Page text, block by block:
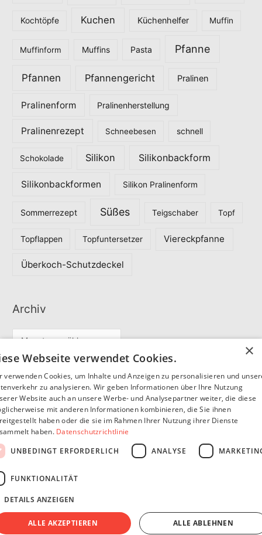
Kochtöpfe Kuchen Küchenhelfer Muffin
Muffinform Muffins Pasta Pfanne
Pfannen Pfannengericht Pralinen
Pralinenform Pralinenherstellung
Pralinenrezept Schneebesen schnell
Schokolade Silikon Silikonbackform
Silikonbackformen Silikon Pralinenform
Sommerrezept Süßes Teigschaber Topf
Topflappen Topfuntersetzer Viereckpfanne
Überkoch-Schutzdeckel
Archiv
i
v
Partner
SommerSEO
Copyright © 2026
Impressum Datenschutzerklärung
×
Webseite verwendet Cookies.
verwenden Cookies, um Inhalte und Anzeigen zu personalisieren und
zu analysieren. Wir geben Informationen über Ihre Nutzung
Website auch an unsere Werbe- und Analysepartner weiter, die diese
mit anderen Informationen kombinieren, die Sie ihnen
haben oder die sie im Rahmen Ihrer Nutzung ihrer Dienste
haben. Datenschutzrichtlinie
UNBEDINGT ERFORDERLICH
ANALYSE
FUNKTIONALITÄT
DETAILS ANZEIGEN
ALLE AKZEPTIEREN ALLE ABLEHNEN